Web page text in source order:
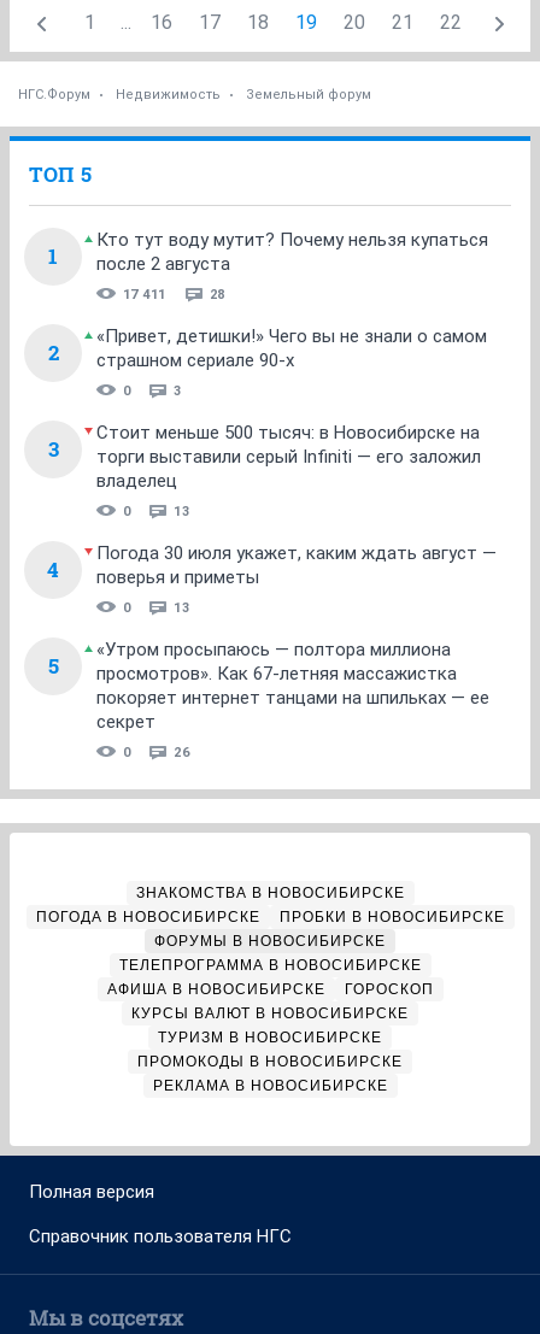
1 ... 16 17 18 19 20 21 22
НГС.Форум Недвижимость Земельный форум
ТОП 5
1
Кто тут воду мутит? Почему нельзя купаться
после 2 августа
17 411 28
2
«Привет, детишки!» Чего вы не знали о самом
страшном сериале 90-х
0 3
3
Стоит меньше 500 тысяч: в Новосибирске на
торги выставили серый Infiniti — его заложил
владелец
0 13
4
Погода 30 июля укажет, каким ждать август —
поверья и приметы
0 13
5
«Утром просыпаюсь — полтора миллиона
просмотров». Как 67-летняя массажистка
покоряет интернет танцами на шпильках — ее
секрет
0 26
ЗНАКОМСТВА В НОВОСИБИРСКЕ
ПОГОДА В НОВОСИБИРСКЕ
ПРОБКИ В НОВОСИБИРСКЕ
ФОРУМЫ В НОВОСИБИРСКЕ
ТЕЛЕПРОГРАММА В НОВОСИБИРСКЕ
АФИША В НОВОСИБИРСКЕ
ГОРОСКОП
КУРСЫ ВАЛЮТ В НОВОСИБИРСКЕ
ТУРИЗМ В НОВОСИБИРСКЕ
ПРОМОКОДЫ В НОВОСИБИРСКЕ
РЕКЛАМА В НОВОСИБИРСКЕ
Полная версия
Справочник пользователя НГС
Мы в соцсетях